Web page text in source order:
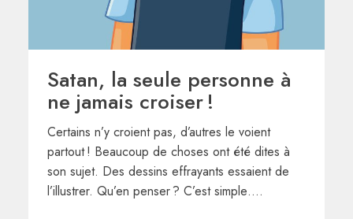
Satan, la seule personne à
ne jamais croiser !
Certains n’y croient pas, d’autres le voient
partout ! Beaucoup de choses ont été dites à
son sujet. Des dessins effrayants essaient de
l’illustrer. Qu’en penser ? C’est simple….